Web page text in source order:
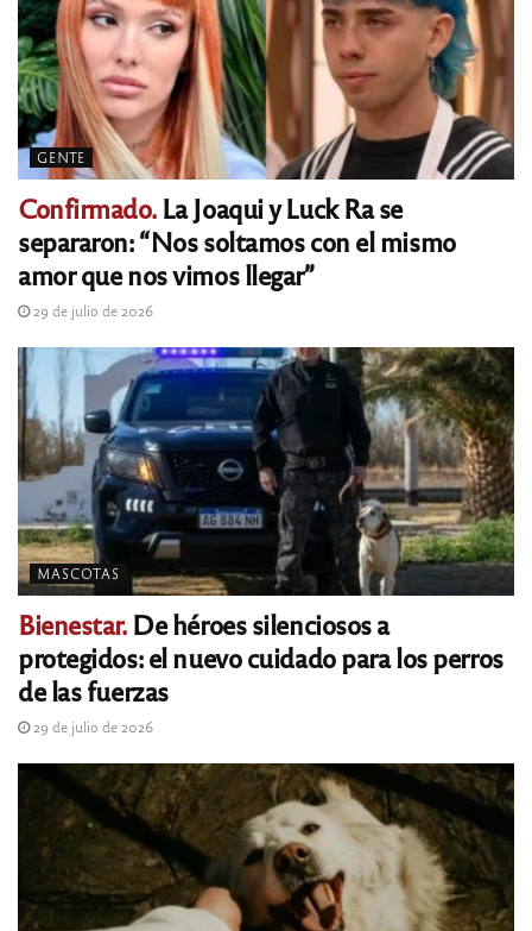
GENTE
Confirmado.La Joaqui y Luck Ra se
separaron: “Nos soltamos con el mismo
amor que nos vimos llegar”
29 de julio de 2026
MASCOTAS
Bienestar.De héroes silenciosos a
protegidos: el nuevo cuidado para los perros
de las fuerzas
29 de julio de 2026